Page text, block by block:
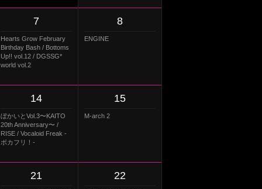
7
Hearts Grow February
Birthday Bash / Bottoms
Up!! vol.12 / DGSSG*
world vol.2
8
ENGINE
14
ぼかいとVol.3〜KAITO
20th Anniversary〜 /
RISE / Vocaloid Freak -
ボカフリ！-
15
M-arch 2
21 22